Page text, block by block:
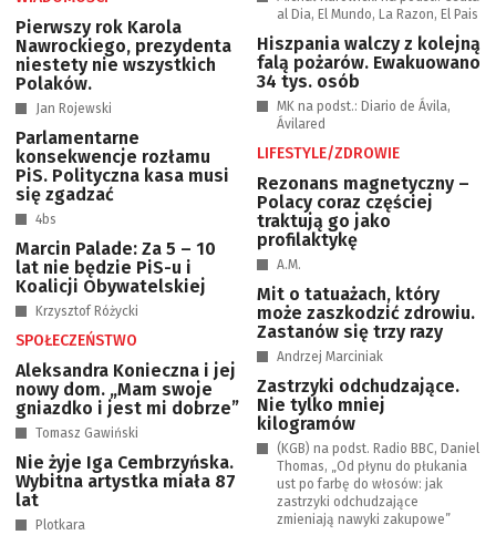
Pierwszy rok Karola
Nawrockiego, prezydenta
niestety nie wszystkich
Polaków.
Jan Rojewski
Parlamentarne
konsekwencje rozłamu
PiS. Polityczna kasa musi
się zgadzać
4bs
Marcin Palade: Za 5 – 10
lat nie będzie PiS-u i
Koalicji Obywatelskiej
Krzysztof Różycki
SPOŁECZEŃSTWO
Aleksandra Konieczna i jej
nowy dom. „Mam swoje
gniazdko i jest mi dobrze”
Tomasz Gawiński
Nie żyje Iga Cembrzyńska.
Wybitna artystka miała 87
lat
Plotkara
al Dia, El Mundo, La Razon, El Pais
Hiszpania walczy z kolejną
falą pożarów. Ewakuowano
34 tys. osób
MK na podst.: Diario de Ávila,
Ávilared
LIFESTYLE/ZDROWIE
Rezonans magnetyczny –
Polacy coraz częściej
traktują go jako
profilaktykę
A.M.
Mit o tatuażach, który
może zaszkodzić zdrowiu.
Zastanów się trzy razy
Andrzej Marciniak
Zastrzyki odchudzające.
Nie tylko mniej
kilogramów
(KGB) na podst. Radio BBC, Daniel
Thomas, „Od płynu do płukania
ust po farbę do włosów: jak
zastrzyki odchudzające
zmieniają nawyki zakupowe”